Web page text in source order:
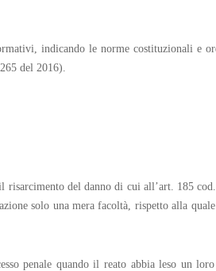
indicando le norme costituzionali e
del 2016).
risarcimento del danno di cui all’art. 185
solo una mera facoltà, rispetto alla quale
penale quando il reato abbia leso un